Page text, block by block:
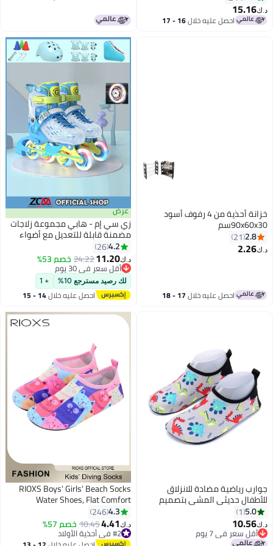
د.ك‏15.16
احصل عليه خلال 16 - 17
خزانة أحذية من 4 رفوف أسود
90x60x30سم
2.8
21
د.ك‏2.26
احصل عليه خلال 17 - 18
عرض
زي سي إم - هابي مجموعة زلاجات
مضمنة قابلة للتعديل مع أضواء
LED وامضة بأربع عجلات4.2
26
د.ك‏11.20
24.22خصم 53%
أقل سعر في 30 يوم
أقل سعر في 30 يوم
لك رصيد مسترجع 10% + 1
احصل عليه خلال 14 - 15
جوارب رياضية مضادة للانزلاق
للأطفال حديثي المشي بتصميم
ديناصور مناسبة للشاطئ والسباحة
والماء ألوان متعددة
5.0
1
د.ك‏10.56
أقل سعر في 7 يوم
أقل سعر في 7 يوم
13
RIOXS Boys' Girls' Beach Socks
Water Shoes, Flat Comfort
Athlesiure Shoes for Toddler Baby,
Quick Dry Aqua Socks Shoes,
Outdoor Beach Walking Shoes,
4.3
246
د.ك‏4.41
10.45خصم 57% #2 في أحذية الأولاد
باقي 1 وحدات في المخزون